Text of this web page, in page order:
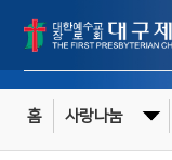
홈 사랑나눔